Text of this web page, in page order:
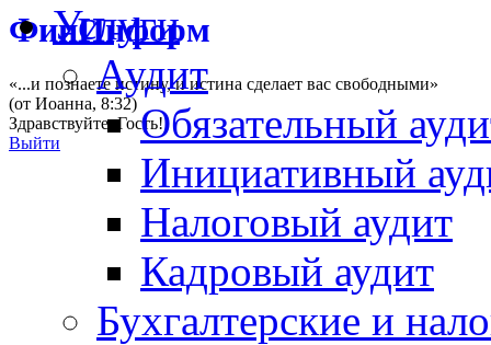
ФинИнформ
«...и познаете истину, и истина сделает вас свободными»
(от Иоанна, 8:32)
Здравствуйте,Гость!
Выйти
Услуги
Аудит
Обязательный
Инициативный
Налоговый аудит
Кадровый аудит
Бухгалтерские и